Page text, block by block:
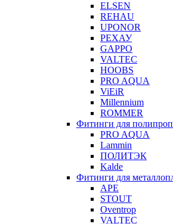
ELSEN
REHAU
UPONOR
РЕХАУ
GAPPO
VALTEC
HOOBS
PRO AQUA
ViEiR
Millennium
ROMMER
Фитинги для
PRO AQUA
Lammin
ПОЛИТЭК
Kalde
Фитинги для
APE
STOUT
Oventrop
VALTEC